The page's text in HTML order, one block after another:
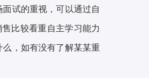
试的重视，可以通过自
比较看重自主学习能力
，如有没有了解某某重